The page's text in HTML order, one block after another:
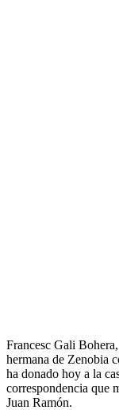
Francesc Gali
hermana de Zenobia
ha donado hoy a la
correspondencia que
Juan Ramón.